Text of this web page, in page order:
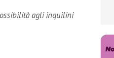
agli inquilini